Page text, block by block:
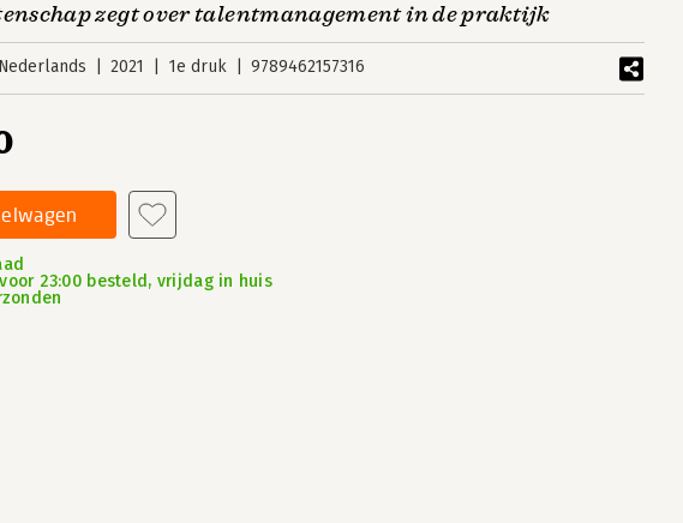
zegt over talentmanagement in de praktijk
Nederlands 2021 1e druk 9789462157316
23:00 besteld, vrijdag in huis